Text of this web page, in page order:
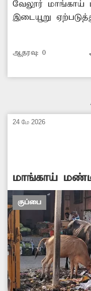
வேலூர் மாங்காய்
இடையூறு
செல்லும்
கிடக்கிறது.
கிடப்பதால்
அதிகமாக
எனவே
-பழனிவேல்,
ஆதரவு: 0
24 மே 2026
மாங்காய்
குப்பை